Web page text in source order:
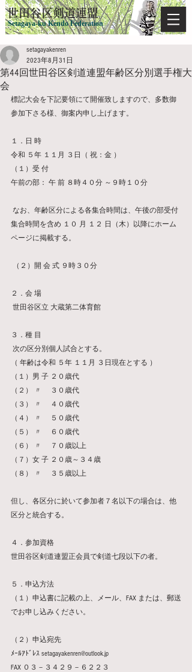
​世田谷区剣道連盟
Setagaya-ku Kendo Federation
第44回世田谷区剣道連盟年齢区分別選手権大
会
setagayakenren
2023年8月31日
標記大会を下記要領にて開催致しますので、多数御
参加下さる様、御案内申し上げます。
１．日 時
令和 ５年 １１月 ３日（ 祝：金 ）
（１）受 付
午前の部： 午 前 ８時４０分 ～９時１０分
集合時間を含め １０ 月 １２ 日（木）以降にホーム
ページに掲載する。
（２）開 会 式 ９時３０分
２．会 場
世田谷区立 大蔵第二体育館
３．種 目
次の区分別個人試合とする。
（ 年齢は令和 ５年 １１月 ３日現在とする ）
（１）男 子 ２０歳代
（２） 〃　 ３０歳代
（３） 〃 　４０歳代
（４） 〃 　５０歳代
（５） 〃 　６０歳代
（６） 〃 　７０歳以上
（７）女 子 ２０歳～３４歳
（８） 〃 　３５歳以上
但し、各区分に於いて参加者７名以下の場合は、他
区分と統合する。
４．参加資格
世田谷区剣道連盟正会員で剣道七段以下の者。
５．申込方法
（１）申込書に記載の上、メール、FAX または、郵送
でお申し込みください。
（２）申込宛先
ﾒｰﾙｱﾄﾞﾚｽ setagayakenren@outlook.jp
FAX ０３－３４２９－６２２３